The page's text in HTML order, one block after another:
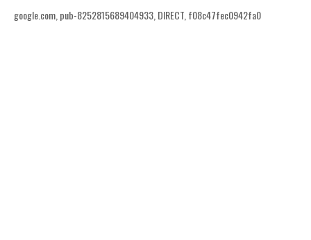
google.com, pub-8252815689404933, DIRECT, f08c47fec0942fa0